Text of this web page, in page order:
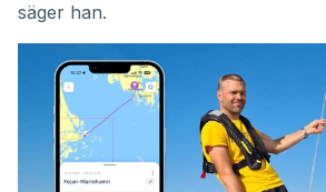
säger han.